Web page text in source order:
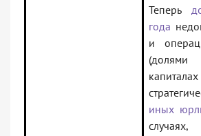
Теперь
года
и
иных